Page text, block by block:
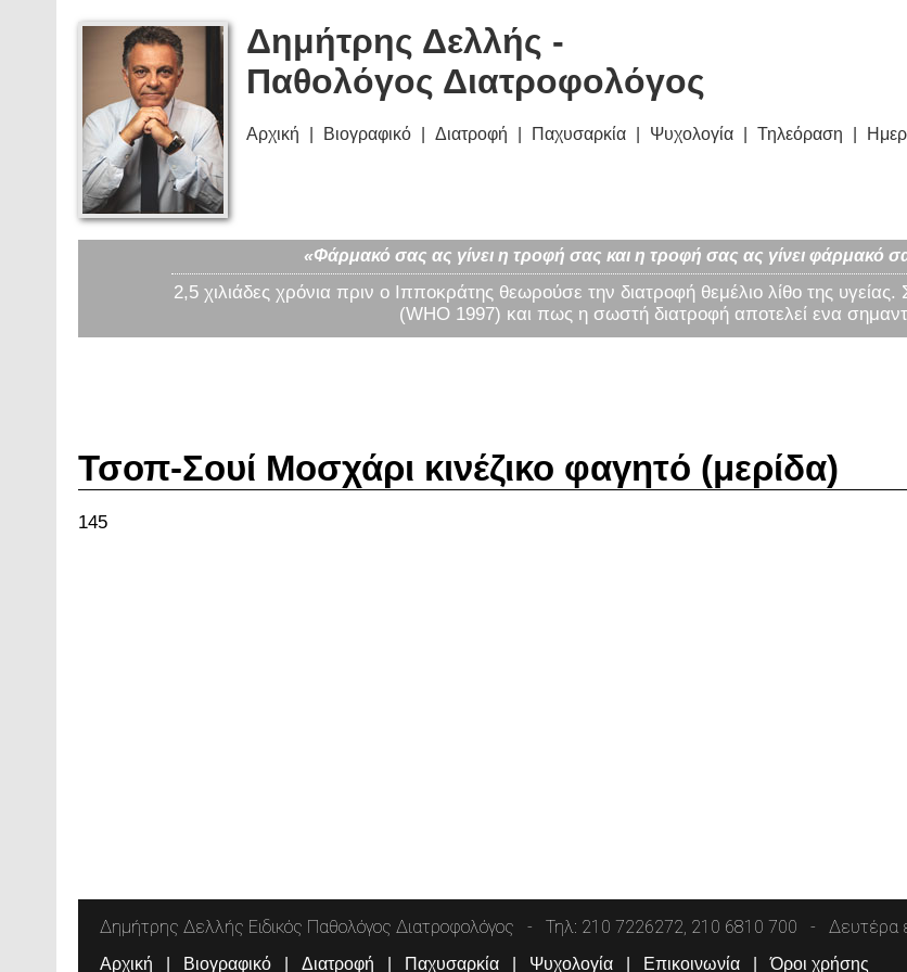
Δημήτρης Δελλής -
Παθολόγος Διατροφολόγος
Αρχική Βιογραφικό Διατροφή Παχυσαρκία Ψυχολογία Τηλεόραση
«Φάρμακό σας ας γίνει η τροφή σας και η τροφή σας ας γίνει φάρμακό
2,5 χιλιάδες χρόνια πριν ο Ιπποκράτης θεωρούσε την διατροφή θεμέλιο λίθο της
(WHO 1997) και πως η σωστή διατροφή αποτελεί ενα
Τσοπ-Σουί Μοσχάρι κινέζικο φαγητό (μερίδα)
145
Δημήτρης Δελλής Ειδικός Παθολόγος Διατροφολόγος Τηλ: 210 7226272, 210 6810 700 Δευτέρα
Αρχική Βιογραφικό Διατροφή Παχυσαρκία Ψυχολογία Επικοινωνία Όροι χρήσης